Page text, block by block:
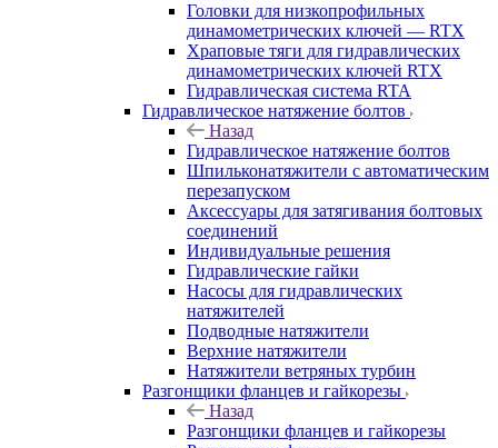
Головки для низкопрофильных
динамометрических ключей — RTX
Храповые тяги для гидравлических
динамометрических ключей RTX
Гидравлическая система RTA
Гидравлическое натяжение болтов
Назад
Гидравлическое натяжение болтов
Шпильконатяжители с автоматическим
перезапуском
Аксессуары для затягивания болтовых
соединений
Индивидуальные решения
Гидравлические гайки
Насосы для гидравлических
натяжителей
Подводные натяжители
Верхние натяжители
Натяжители ветряных турбин
Разгонщики фланцев и гайкорезы
Назад
Разгонщики фланцев и гайкорезы